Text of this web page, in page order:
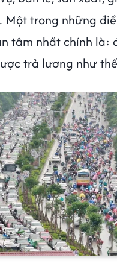
trong những
tâm nhất chính là:
trả lương như